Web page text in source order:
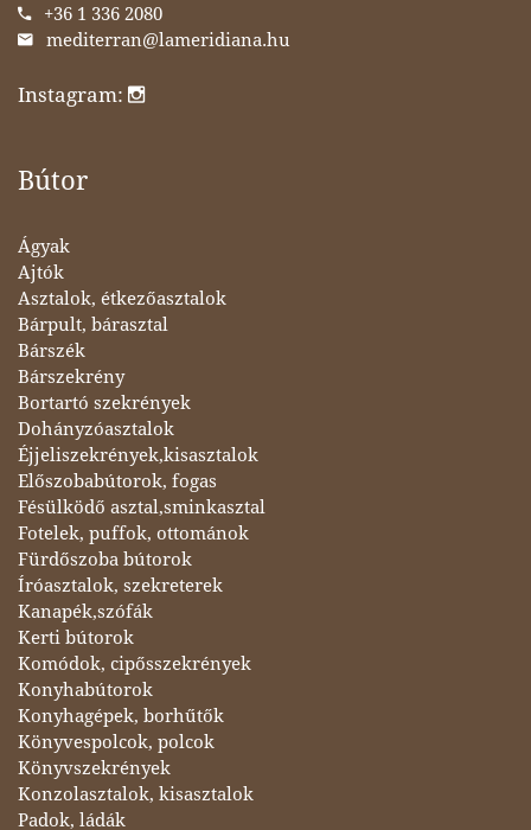
+36 1 336 2080
mediterran@lameridiana.hu
Instagram:
Bútor
Ágyak
Ajtók
Asztalok, étkezőasztalok
Bárpult, bárasztal
Bárszék
Bárszekrény
Bortartó szekrények
Dohányzóasztalok
Éjjeliszekrények,kisasztalok
Előszobabútorok, fogas
Fésülködő asztal,sminkasztal
Fotelek, puffok, ottománok
Fürdőszoba bútorok
Íróasztalok, szekreterek
Kanapék,szófák
Kerti bútorok
Komódok, cipősszekrények
Konyhabútorok
Konyhagépek, borhűtők
Könyvespolcok, polcok
Könyvszekrények
Konzolasztalok, kisasztalok
Padok, ládák